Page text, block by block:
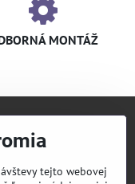
MONTÁŽ
tejto webovej